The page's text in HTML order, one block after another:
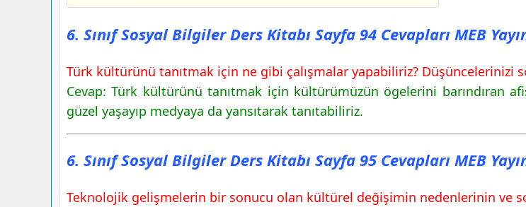
6. Sınıf Sosyal Bilgiler Ders Kitabı Sayfa 94 Cevapları MEB
Yayınları
6. Sınıf Sosyal Bilgiler Ders Kitabı Sayfa 95 Cevapları MEB
Yayınları
6. Sınıf Sosyal Bilgiler Ders Kitabı Sayfa 96 Cevapları MEB
Yayınları
6. Sınıf Sosyal Bilgiler Ders Kitabı Sayfa 97 Cevapları MEB
Yayınları
6. Sınıf Sosyal Bilgiler Ders Kitabı Sayfa 98 Cevapları MEB
Etkinlik
6. Sınıf Sosyal Bilgiler Ders Kitabı Sayfa 94 Cevapları MEB
Türk kültürünü tanıtmak için ne gibi çalışmalar yapabiliriz? Düşüncelerinizi
Cevap: Türk kültürünü tanıtmak için kültürümüzün ögelerini barındıran
güzel yaşayıp medyaya da yansıtarak tanıtabiliriz.
6. Sınıf Sosyal Bilgiler Ders Kitabı Sayfa 95 Cevapları MEB
Teknolojik gelişmelerin bir sonucu olan kültürel değişimin nedenlerinin ve